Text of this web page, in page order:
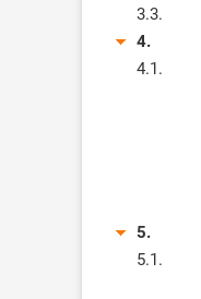
3.3.
4.
4.1.
5.
5.1.